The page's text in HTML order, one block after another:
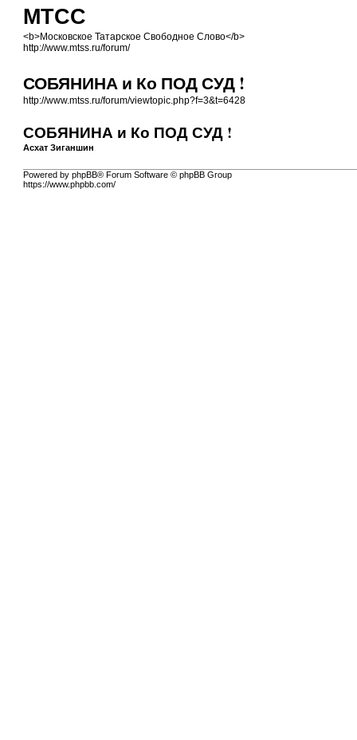
МТСС
<b>Московское Татарское Свободное Слово</b>
http://www.mtss.ru/forum/
СОБЯНИНА и Ко ПОД СУД !
http://www.mtss.ru/forum/viewtopic.php?f=3&t=6428
СОБЯНИНА и Ко ПОД СУД !
Асхат Зиганшин
Powered by phpBB® Forum Software © phpBB Group
https://www.phpbb.com/